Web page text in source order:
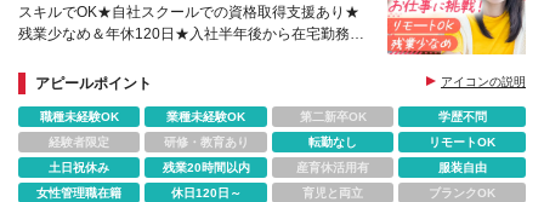
スキルでOK★自社スクールでの資格取得支援あり★
残業少なめ＆年休120日★入社半年後から在宅勤務
アピールポイント
アイコンの説明
職種未経験OK 業種未経験OK 第二新卒OK
学歴不問
経験者限定
研修・教育あり 転勤なし
リモートOK
土日祝休み
残業20時間以内 産育休活用有
服装自由
女性管理職在籍
休日120日～ 育児と両立
ブランクOK